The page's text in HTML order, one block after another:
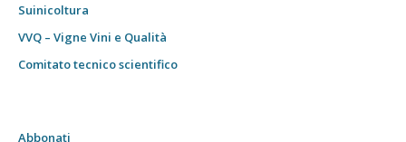
Suinicoltura
VVQ – Vigne Vini e Qualità
Comitato tecnico scientifico
Abbonati